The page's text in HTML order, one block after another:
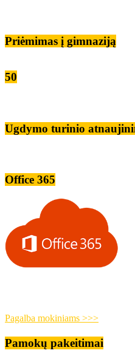
Priėmimas į gimnaziją
50
Ugdymo turinio
Office 365
Pagalba mokiniams >>>
Pamokų pakeitimai